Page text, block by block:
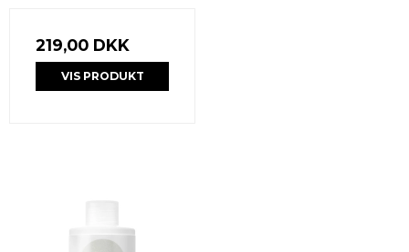
219,00 DKK
VIS PRODUKT